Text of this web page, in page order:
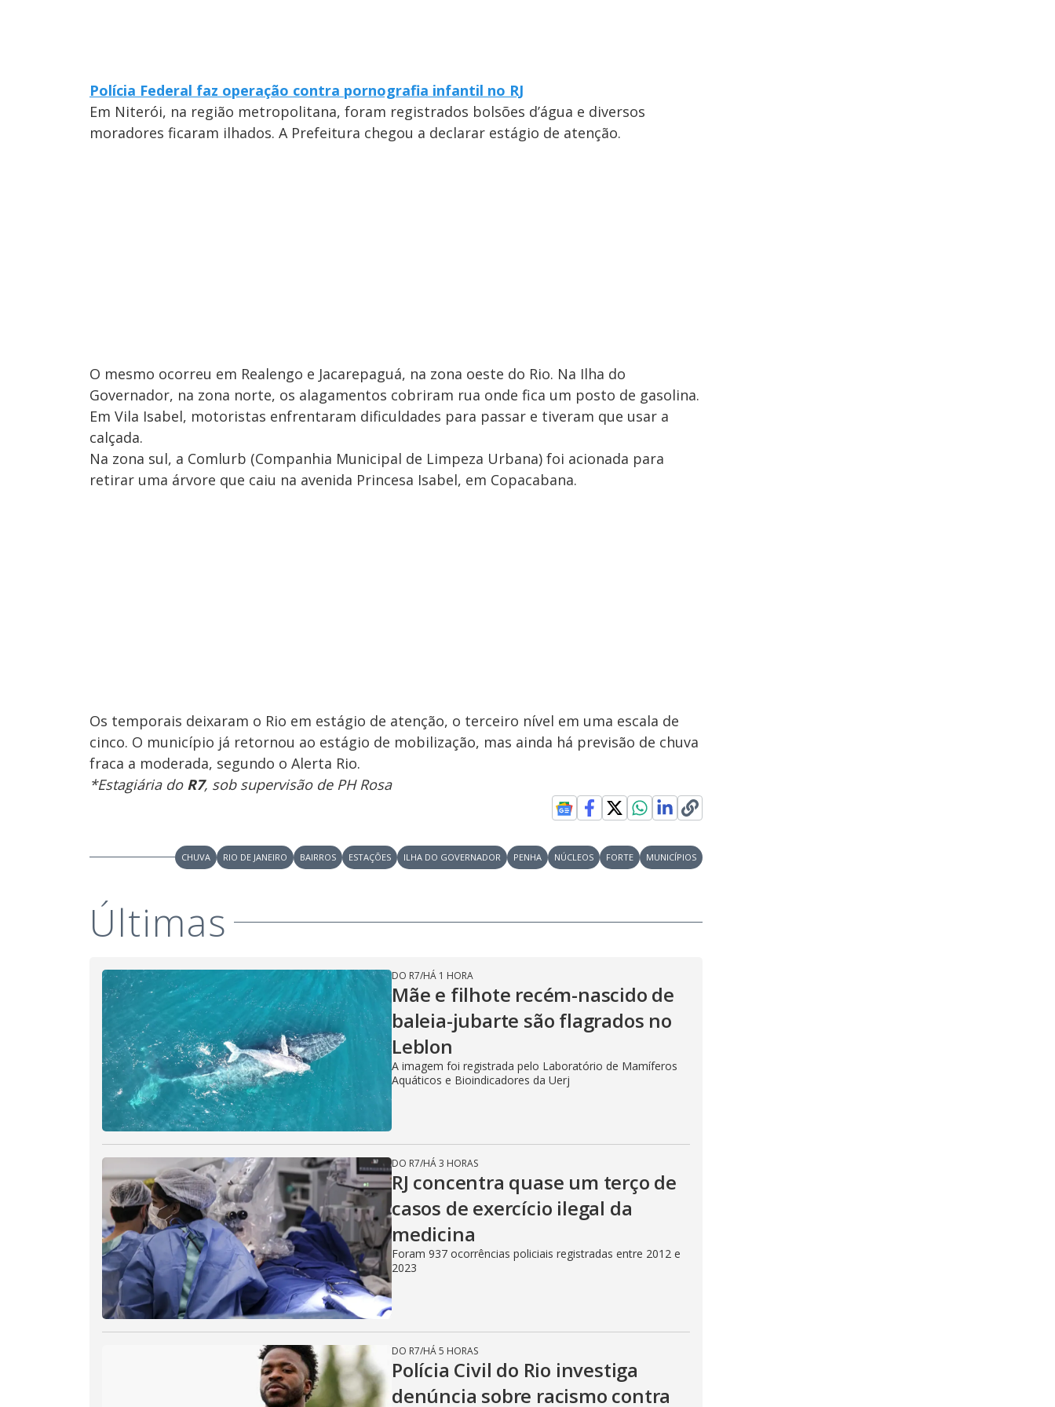
Polícia Federal faz operação contra pornografia infantil no RJ
Em Niterói, na região metropolitana, foram registrados bolsões d’água e diversos
moradores ficaram ilhados. A Prefeitura chegou a declarar estágio de atenção.
O mesmo ocorreu em Realengo e Jacarepaguá, na zona oeste do Rio. Na Ilha do
Governador, na zona norte, os alagamentos cobriram rua onde fica um posto de gasolina.
Em Vila Isabel, motoristas enfrentaram dificuldades para passar e tiveram que usar a
calçada.
Na zona sul, a Comlurb (Companhia Municipal de Limpeza Urbana) foi acionada para
retirar uma árvore que caiu na avenida Princesa Isabel, em Copacabana.
Os temporais deixaram o Rio em estágio de atenção, o terceiro nível em uma escala de
cinco. O município já retornou ao estágio de mobilização, mas ainda há previsão de chuva
fraca a moderada, segundo o Alerta Rio.
*Estagiária do R7, sob supervisão de PH Rosa
CHUVA RIO DE JANEIRO BAIRROS ESTAÇÕES ILHA DO GOVERNADOR PENHA NÚCLEOS FORTE MUNICÍPIOS
Últimas
DO R7/HÁ 1 HORA
Mãe e filhote recém-nascido de
baleia-jubarte são flagrados no
Leblon
A imagem foi registrada pelo Laboratório de Mamíferos
Aquáticos e Bioindicadores da Uerj
DO R7/HÁ 3 HORAS
RJ concentra quase um terço de
casos de exercício ilegal da
medicina
Foram 937 ocorrências policiais registradas entre 2012 e
2023
DO R7/HÁ 5 HORAS
Polícia Civil do Rio investiga
denúncia sobre racismo contra